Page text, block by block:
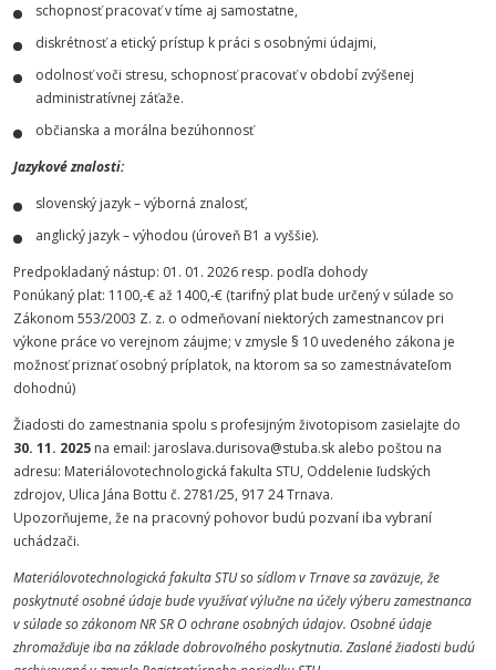
schopnosť pracovať v tíme aj samostatne,
diskrétnosť a etický prístup k práci s osobnými údajmi,
odolnosť voči stresu, schopnosť pracovať v období zvýšenej
administratívnej záťaže.
občianska a morálna bezúhonnosť
Jazykové znalosti:
slovenský jazyk – výborná znalosť,
anglický jazyk – výhodou (úroveň B1 a vyššie).
Predpokladaný nástup: 01. 01. 2026 resp. podľa dohody
Ponúkaný plat: 1100,-€ až 1400,-€ (tarifný plat bude určený v súlade so
Zákonom 553/2003 Z. z. o odmeňovaní niektorých zamestnancov pri
výkone práce vo verejnom záujme; v zmysle § 10 uvedeného zákona je
možnosť priznať osobný príplatok, na ktorom sa so zamestnávateľom
dohodnú)
Žiadosti do zamestnania spolu s profesijným životopisom zasielajte do
30. 11. 2025 na email: jaroslava.durisova@stuba.sk alebo poštou na
adresu: Materiálovotechnologická fakulta STU, Oddelenie ľudských
zdrojov, Ulica Jána Bottu č. 2781/25, 917 24 Trnava.
Upozorňujeme, že na pracovný pohovor budú pozvaní iba vybraní
uchádzači.
Materiálovotechnologická fakulta STU so sídlom v Trnave sa zaväzuje, že
poskytnuté osobné údaje bude využívať výlučne na účely výberu zamestnanca
v súlade so zákonom NR SR O ochrane osobných údajov. Osobné údaje
zhromažďuje iba na základe dobrovoľného poskytnutia. Zaslané žiadosti budú